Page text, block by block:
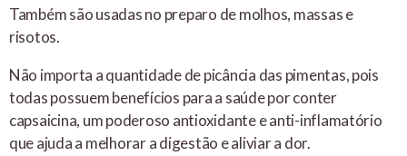
Também são usadas no preparo de molhos, massas e
risotos.
Não importa a quantidade de picância das pimentas, pois
todas possuem benefícios para a saúde por conter
capsaicina, um poderoso antioxidante e anti-inflamatório
que ajuda a melhorar a digestão e aliviar a dor.